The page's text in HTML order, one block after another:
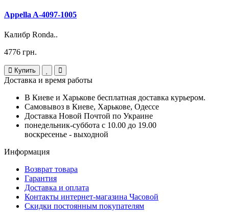
Appella A-4097-1005
Калибр Ronda..
4776 грн.
Купить
Доставка и время работы
В Киеве и Харькове бесплатная доставка курьером.
Самовывоз в Киеве, Харькове, Одессе
Доставка Новой Почтой по Украине
понедельник-суббота с 10.00 до 19.00
воскресенье - выходной
Информация
Возврат товара
Гарантия
Доставка и оплата
Контакты интернет-магазина Часовой
Скидки постоянным покупателям